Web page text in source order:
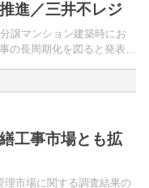
進／三井不レジ
譲マンション建築時にお
の長周期化を図ると発表し
工事市場とも拡
理市場に関する調査結果の